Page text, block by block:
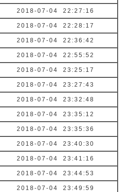
2018-07-04 22:27:16
2018-07-04 22:28:17
2018-07-04 22:36:42
2018-07-04 22:55:52
2018-07-04 23:25:17
2018-07-04 23:27:43
2018-07-04 23:32:48
2018-07-04 23:35:12
2018-07-04 23:35:36
2018-07-04 23:40:30
2018-07-04 23:41:16
2018-07-04 23:44:53
2018-07-04 23:49:59